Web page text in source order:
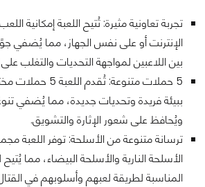
الإنترنت أو على نفس الجهاز، مما يُضفي
بين اللاعبين لمواجهة التحديات والتغلب
5 حملات متنوعة:
ببيئة فريدة وتحديات جديدة، مما يُضفي
ويُحافظ على شعور الإثارة والتشويق.
ترسانة متنوعة من الأسلحة: توفر اللعبة
الأسلحة النارية والأسلحة البيضاء، مما يُتيح
المناسبة لطريقة لعبهم وأسلوبهم في